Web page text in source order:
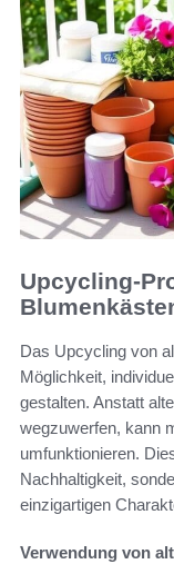
Upcycling-
Das Upcycling von
Möglichkeit,
gestalten. Anstatt
wegzuwerfen, kann
umfunktionieren.
Nachhaltigkeit,
einzigartigen
Verwendung von